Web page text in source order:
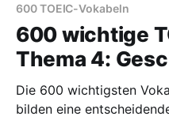
600 TOEIC-Vokabeln
600 wichtige
Thema 4:
Die 600 wichtigsten
bilden eine